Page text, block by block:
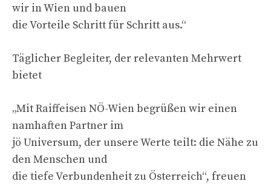
wir in Wien und bauen
die Vorteile Schritt für Schritt aus.“
Täglicher Begleiter, der relevanten Mehrwert
bietet
„Mit Raiffeisen NÖ-Wien begrüßen wir einen
namhaften Partner im
jö Universum, der unsere Werte teilt: die Nähe zu
den Menschen und
die tiefe Verbundenheit zu Österreich“, freuen